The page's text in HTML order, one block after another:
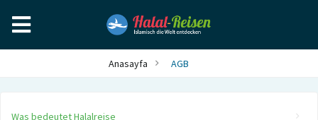
Anasayfa AGB
Was bedeutet Halalreise